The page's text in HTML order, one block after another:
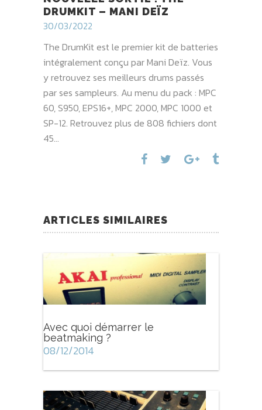
DRUMKIT – MANI DEÏZ
30/03/2022
The DrumKit est le premier kit de batteries
intégralement conçu par Mani Deïz. Vous
y retrouvez ses meilleurs drums passés
par ses sampleurs. Au menu du pack : MPC
60, S950, EPS16+, MPC 2000, MPC 1000 et
SP-12. Retrouvez plus de 808 fichiers dont
45...
ARTICLES SIMILAIRES
Avec quoi démarrer le
beatmaking ?
08/12/2014